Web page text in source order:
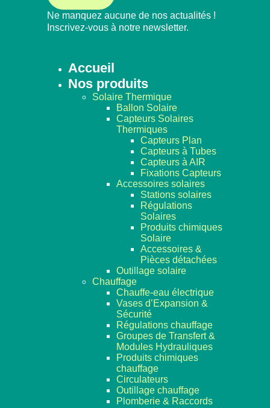
Ne manquez aucune de nos actualités !
Inscrivez-vous à notre newsletter.
Accueil
Nos produits
Solaire Thermique
Ballon Solaire
Capteurs Solaires
Thermiques
Capteurs Plan
Capteurs à Tubes
Capteurs à AIR
Fixations Capteurs
Accessoires solaires
Stations solaires
Régulations
Solaires
Produits chimiques
Solaire
Accessoires &
Pièces détachées
Outillage solaire
Chauffage
Chauffe-eau électrique
Vases d’Expansion &
Sécurité
Régulations chauffage
Groupes de Transfert &
Modules Hydrauliques
Produits chimiques
chauffage
Circulateurs
Outillage chauffage
Plomberie & Raccords